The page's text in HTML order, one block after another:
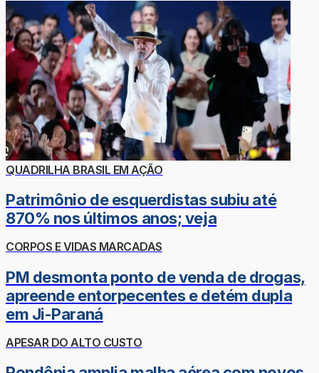
QUADRILHA BRASIL EM AÇÃO
Patrimônio de esquerdistas subiu até
870% nos últimos anos; veja
CORPOS E VIDAS MARCADAS
PM desmonta ponto de venda de drogas,
apreende entorpecentes e detém dupla
em Ji-Paraná
APESAR DO ALTO CUSTO